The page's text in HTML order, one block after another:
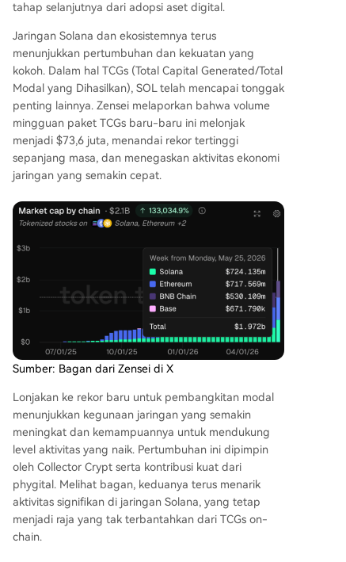
tahap selanjutnya dari adopsi aset digital.
Jaringan Solana dan ekosistemnya terus
menunjukkan pertumbuhan dan kekuatan yang
kokoh. Dalam hal TCGs (Total Capital Generated/Total
Modal yang Dihasilkan), SOL telah mencapai tonggak
penting lainnya. Zensei melaporkan bahwa volume
mingguan paket TCGs baru-baru ini melonjak
menjadi $73,6 juta, menandai rekor tertinggi
sepanjang masa, dan menegaskan aktivitas ekonomi
jaringan yang semakin cepat.
Sumber: Bagan dari Zensei di X
Lonjakan ke rekor baru untuk pembangkitan modal
menunjukkan kegunaan jaringan yang semakin
meningkat dan kemampuannya untuk mendukung
level aktivitas yang naik. Pertumbuhan ini dipimpin
oleh Collector Crypt serta kontribusi kuat dari
phygital. Melihat bagan, keduanya terus menarik
aktivitas signifikan di jaringan Solana, yang tetap
menjadi raja yang tak terbantahkan dari TCGs on-
chain.